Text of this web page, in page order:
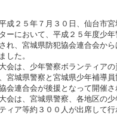
成２５年７月３０日、仙台市
ーにおいて、平成２５年度少
れ、宮城県防犯協会連合会か
した。
会は、少年警察ボランティア
宮城県警察と宮城県少年補導
会連合会が後援となって開催さ
会は、宮城県警察、各地区の
ィア等約３００人が出席して